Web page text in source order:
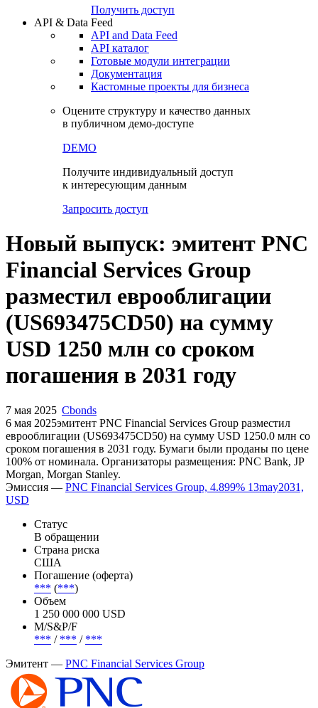
Получить доступ
API & Data Feed
API and Data Feed
API каталог
Готовые модули интеграции
Документация
Кастомные проекты для бизнеса
Оцените структуру и качество данных
в публичном демо-доступе
DEMO
Получите индивидуальный доступ
к интересующим данным
Запросить доступ
Новый выпуск: эмитент PNC
Financial Services Group
разместил еврооблигации
(US693475CD50) на сумму
USD 1250 млн со сроком
погашения в 2031 году
7 мая 2025 Cbonds
6 мая 2025эмитент PNC Financial Services Group разместил
еврооблигации (US693475CD50) на сумму USD 1250.0 млн со
сроком погашения в 2031 году. Бумаги были проданы по цене
100% от номинала. Организаторы размещения: PNC Bank, JP
Morgan, Morgan Stanley.
Эмиссия — PNC Financial Services Group, 4.899% 13may2031,
USD
Статус
В обращении
Страна риска
США
Погашение (оферта)
*** (***)
Объем
1 250 000 000 USD
М/S&P/F
*** / *** / ***
Эмитент — PNC Financial Services Group